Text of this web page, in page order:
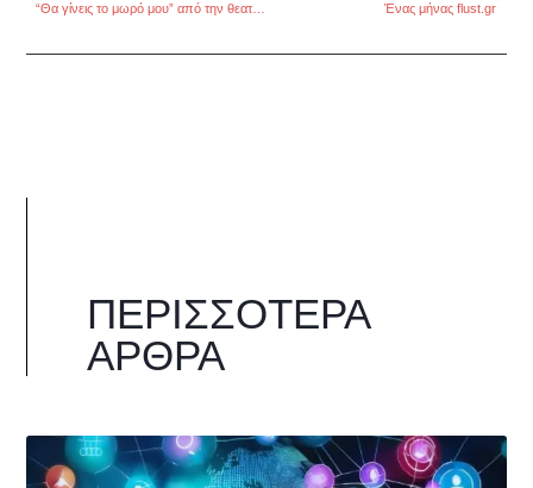
“Θα γίνεις το μωρό μου” από την θεατρική ομάδα “άλφα” Ένας μήνας flust.gr
ΠΕΡΙΣΣΌΤΕΡΑ
ΆΡΘΡΑ